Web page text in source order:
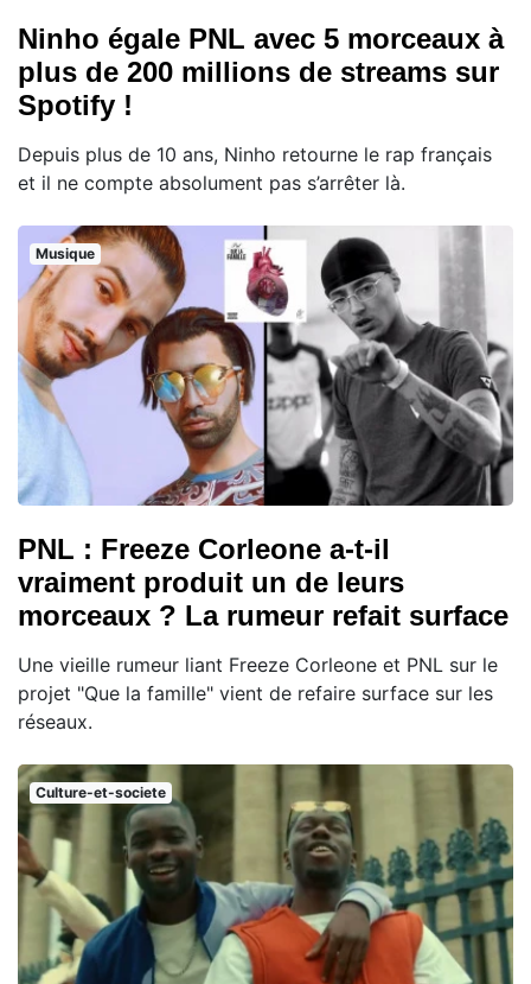
Ninho égale PNL avec 5 morceaux à
plus de 200 millions de streams sur
Spotify !
Depuis plus de 10 ans, Ninho retourne le rap français
et il ne compte absolument pas s’arrêter là.
Musique
PNL : Freeze Corleone a-t-il
vraiment produit un de leurs
morceaux ? La rumeur refait surface
Une vieille rumeur liant Freeze Corleone et PNL sur le
projet "Que la famille" vient de refaire surface sur les
réseaux.
Culture-et-societe